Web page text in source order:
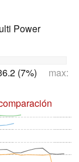
Power
(7%) max: